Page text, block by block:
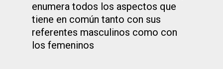
enumera todos los aspectos que
tiene en común tanto con sus
referentes masculinos como con
los femeninos